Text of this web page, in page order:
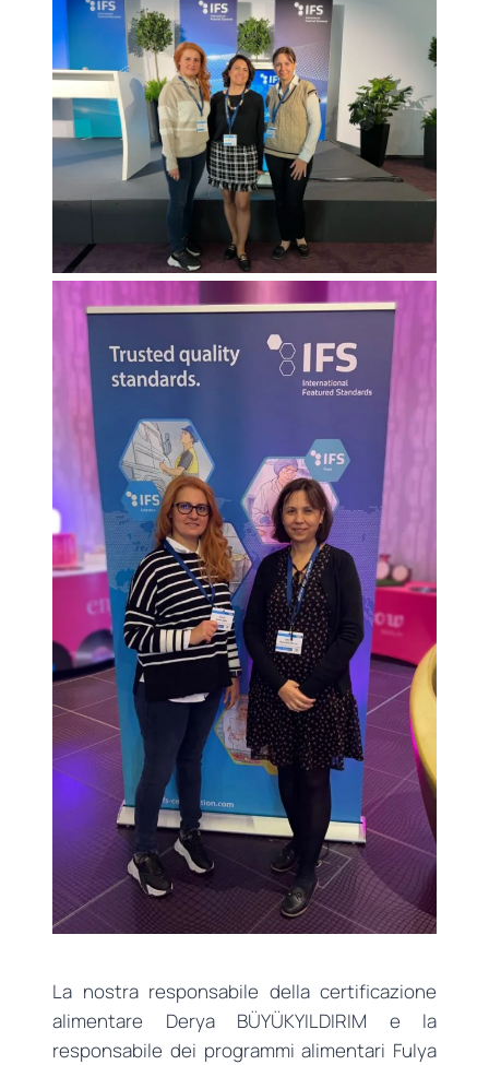
La nostra responsabile della certificazione
alimentare Derya BÜYÜKYILDIRIM e la
responsabile dei programmi alimentari Fulya